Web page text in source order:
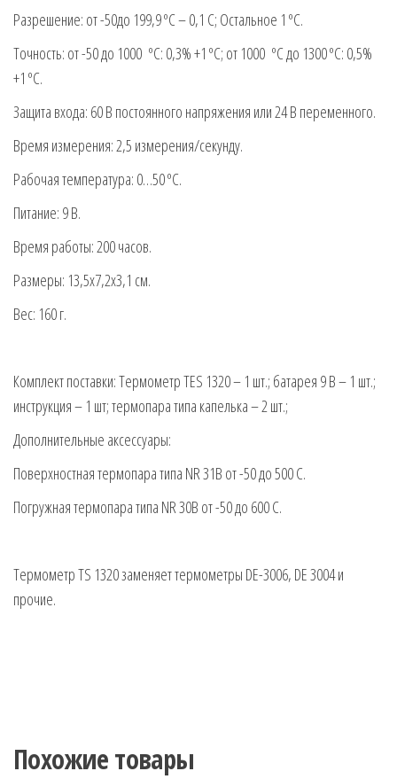
Разрешение: от -50до 199,9 ºС – 0,1 С; Остальное 1 ºС.
Точность: от -50 до 1000 ºС: 0,3% +1 ºС; от 1000 ºС до 1300 ºС: 0,5%
+1 ºС.
Защита входа: 60 В постоянного напряжения или 24 В переменного.
Время измерения: 2,5 измерения/секунду.
Рабочая температура: 0…50 ºС.
Питание: 9 В.
Время работы: 200 часов.
Размеры: 13,5х7,2х3,1 см.
Вес: 160 г.
Комплект поставки: Термометр TES 1320 – 1 шт.; батарея 9 В – 1 шт.;
инструкция – 1 шт; термопара типа капелька – 2 шт.;
Дополнительные аксессуары:
Поверхностная термопара типа NR 31B от -50 до 500 С.
Погружная термопара типа NR 30B от -50 до 600 С.
Термометр TS 1320 заменяет термометры DE-3006, DE 3004 и
прочие.
Похожие товары